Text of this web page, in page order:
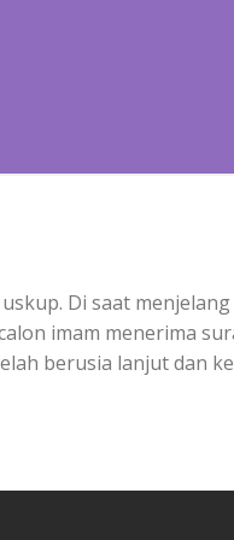
Di saat
imam menerima
berusia lanjut dan